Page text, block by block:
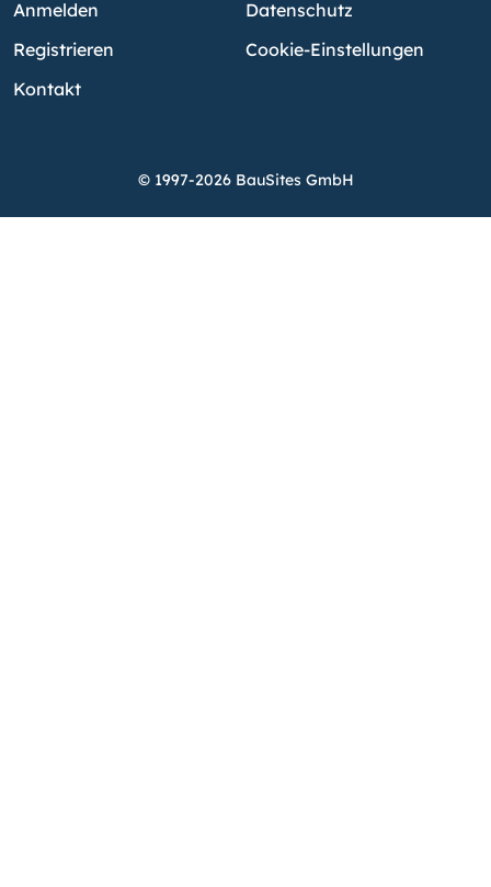
Anmelden
Registrieren
Kontakt
Datenschutz
Cookie-Einstellungen
© 1997-2026 BauSites GmbH